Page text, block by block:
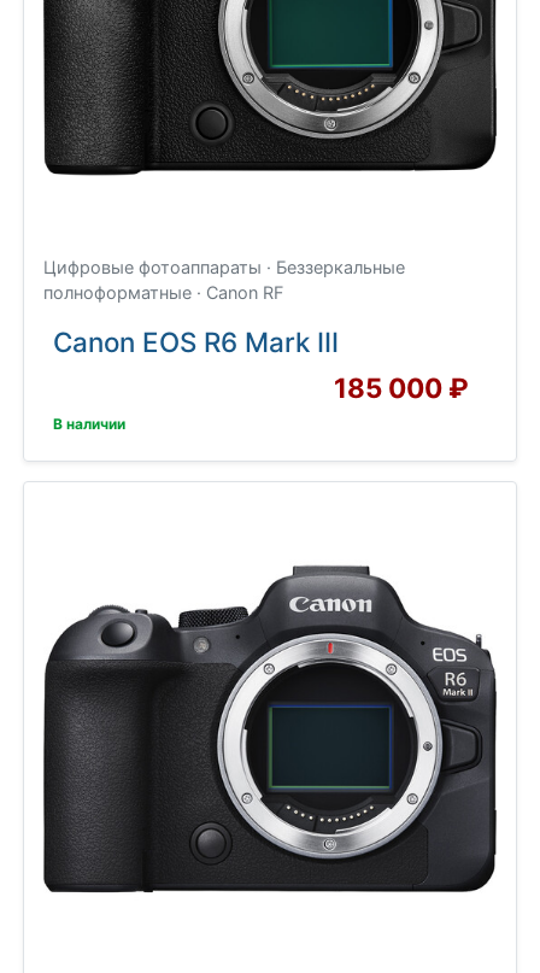
Цифровые фотоаппараты · Беззеркальные
полноформатные · Canon RF
Canon EOS R6 Mark III
185 000 ₽
В наличии